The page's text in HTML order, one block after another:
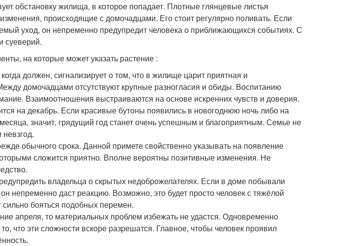
обстановку жилища, в которое попадает. Плотные глянцевые листья
происходящие с домочадцами. Его стоит регулярно поливать. Если
уход, он непременно предупредит человека о приближающихся событиях. С
суеверий.
на которые может указать растение :
должен, сигнализирует о том, что в жилище царит приятная и
домочадцами отсутствуют крупные разногласия и обиды. Воспитанию
Взаимоотношения выстраиваются на основе искренних чувств и доверия.
на декабрь. Если красивые бутоны появились в новогоднюю ночь либо на
значит, грядущий год станет очень успешным и благоприятным. Семье не
обычного срока. Данной примете свойственно указывать на появление
сложится приятно. Вполне вероятны позитивные изменения. Не
владельца о скрытых недоброжелателях. Если в доме побывали
непременно даст реакцию. Возможно, это будет просто человек с тяжёлой
сильно бояться подобных перемен.
апреля, то материальных проблем избежать не удастся. Одновременно
что эти сложности вскоре разрешатся. Главное, чтобы человек проявил